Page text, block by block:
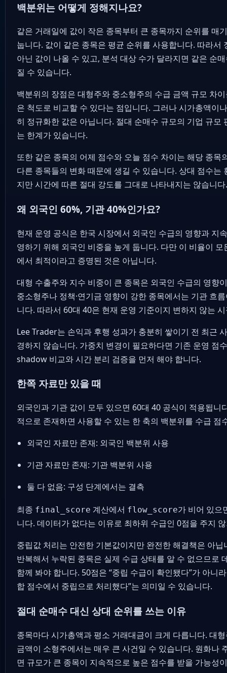
백분위는 어떻게 정해지나요?
같은 거래일에 값이 작은 종목부터 큰 종목까지 순위를 매
눕니다. 값이 같은 종목은 평균 순위를 사용합니다. 따라서
아닌 값이 나올 수 있고, 분석 대상 수가 달라지면 같은 순
질 수 있습니다.
백분위의 장점은 대형주와 중소형주의 수급 금액 규모 차
은 척도로 비교할 수 있다는 점입니다. 그러나 시가총액이
히 정규화한 값은 아닙니다. 절대 순매수 규모의 기업 규모
는 한계가 있습니다.
또한 같은 종목의 어제 점수와 오늘 점수 차이는 해당 종목
다른 종목들의 변화 때문에 생길 수 있습니다. 상대 점수는
지만 시간에 따른 절대 강도를 그대로 나타내지는 않습니다.
왜 외국인 60%, 기관 40%인가요?
현재 운영 공식은 한국 시장에서 외국인 수급의 영향과 지
영하기 위해 외국인 비중을 높게 둡니다. 다만 이 비율이
에서 최적이라고 증명된 것은 아닙니다.
대형 수출주와 지수 비중이 큰 종목은 외국인 수급의 영향
중소형주나 정책·연기금 영향이 강한 종목에서는 기관 흐
니다. 따라서 60대 40은 현재 운영 기준이지 변하지 않는
Lee Trader는 손익과 후행 성과가 충분히 쌓이기 전 최근
경하지 않습니다. 가중치 변경이 필요하다면 기존 운영 점
shadow 비교와 시간 분리 검증을 먼저 해야 합니다.
한쪽 자료만 있을 때
외국인과 기관 값이 모두 있으면 60대 40 공식이 적용됩니
적으로 존재하면 사용할 수 있는 한 축의 백분위를 수급 점
외국인 자료만 존재: 외국인 백분위 사용
기관 자료만 존재: 기관 백분위 사용
둘 다 없음: 구성 단계에서는 결측
최종 final_score 계산에서 flow_score가 비어 있으
니다. 데이터가 없다는 이유로 최하위 수급인 0점을 주지
중립값 처리는 안전한 기본값이지만 완전한 해결책은 아닙
반복해서 누락된 종목은 실제 수급 상태를 알 수 없으므로
함께 봐야 합니다. 50점은 “중립 수급이 확인됐다”가 아니
합 점수에서 중립으로 처리했다”는 의미일 수 있습니다.
절대 순매수 대신 상대 순위를 쓰는 이유
종목마다 시가총액과 평소 거래대금이 크게 다릅니다. 대
금액이 소형주에서는 매우 큰 사건일 수 있습니다. 원화나
면 규모가 큰 종목이 지속적으로 높은 점수를 받을 가능성